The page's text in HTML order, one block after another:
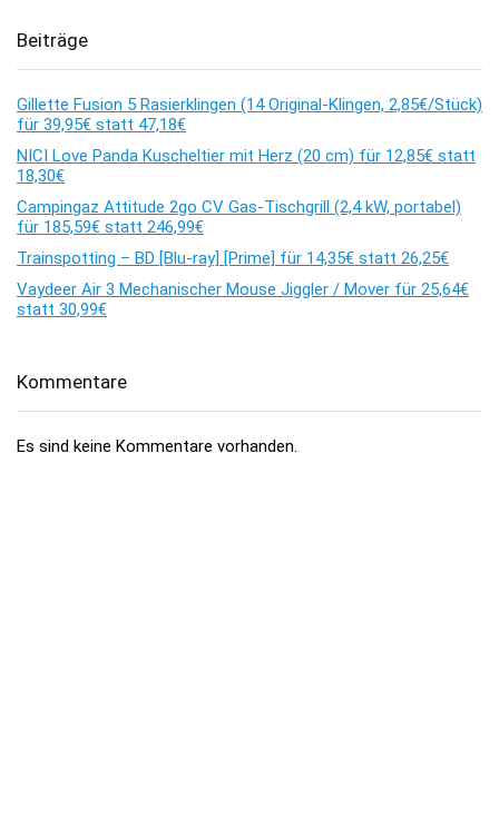
Beiträge
Gillette Fusion 5 Rasierklingen (14 Original-Klingen, 2,85€/Stück)
für 39,95€ statt 47,18€
NICI Love Panda Kuscheltier mit Herz (20 cm) für 12,85€ statt
18,30€
Campingaz Attitude 2go CV Gas-Tischgrill (2,4 kW, portabel)
für 185,59€ statt 246,99€
Trainspotting – BD [Blu-ray] [Prime] für 14,35€ statt 26,25€
Vaydeer Air 3 Mechanischer Mouse Jiggler / Mover für 25,64€
statt 30,99€
Kommentare
Es sind keine Kommentare vorhanden.